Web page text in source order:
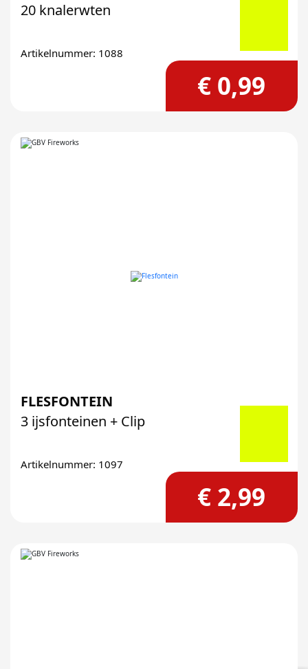
20 knalerwten
Artikelnummer: 1088
€ 0,99
FLESFONTEIN
3 ijsfonteinen + Clip
Artikelnummer: 1097
€ 2,99